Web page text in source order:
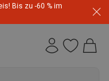
Bis zu -60 % im